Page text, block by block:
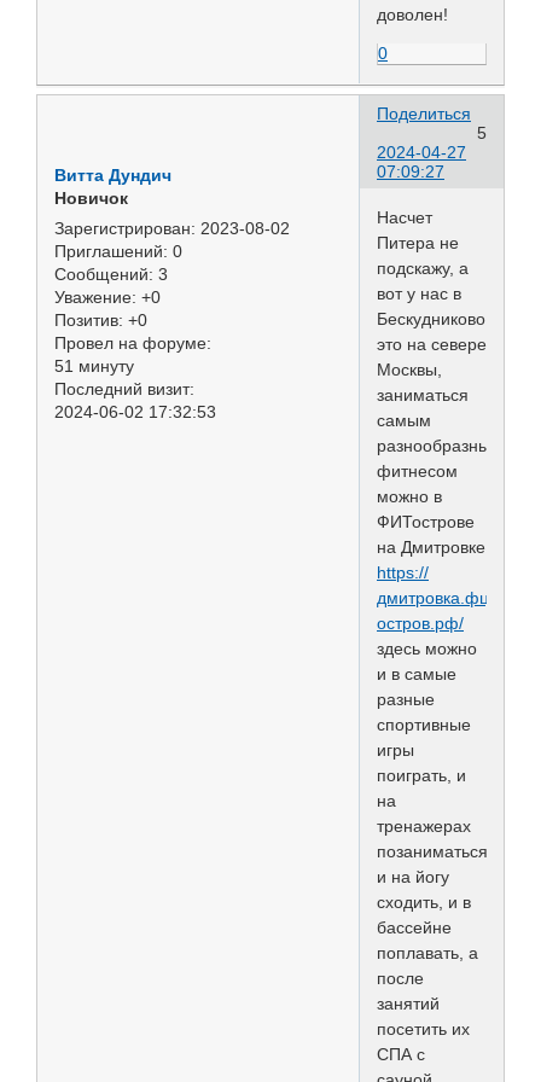
доволен!
0
Поделиться
5
2024-04-27
07:09:27
Витта Дундич
Новичок
Зарегистрирован: 2023-08-02
Приглашений: 0
Сообщений: 3
Уважение: +0
Позитив: +0
Провел на форуме:
51 минуту
Последний визит:
2024-06-02 17:32:53
Насчет
Питера не
подскажу, а
вот у нас в
Бескудниково,
это на севере
Москвы,
заниматься
самым
разнообразным
фитнесом
можно в
ФИТострове
на Дмитровке
https://
дмитровка.фц-
остров.рф/
здесь можно
и в самые
разные
спортивные
игры
поиграть, и
на
тренажерах
позаниматься,
и на йогу
сходить, и в
бассейне
поплавать, а
после
занятий
посетить их
СПА с